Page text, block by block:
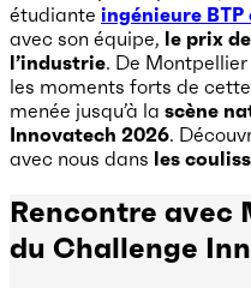
étudiante ingénieure
avec son équipe, le prix
l’industrie. De
les moments forts de
menée jusqu’à la scène
Innovatech 2026.
avec nous dans les
Rencontre avec
du Challenge